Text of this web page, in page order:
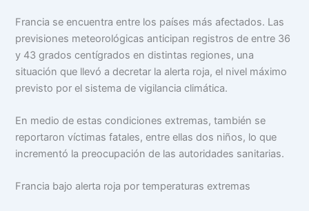
Francia se encuentra entre los países más afectados. Las
previsiones meteorológicas anticipan registros de entre 36
y 43 grados centígrados en distintas regiones, una
situación que llevó a decretar la alerta roja, el nivel máximo
previsto por el sistema de vigilancia climática.
En medio de estas condiciones extremas, también se
reportaron víctimas fatales, entre ellas dos niños, lo que
incrementó la preocupación de las autoridades sanitarias.
Francia bajo alerta roja por temperaturas extremas